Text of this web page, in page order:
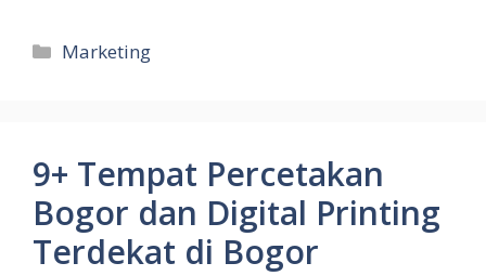
Kategori
Marketing
9+ Tempat Percetakan
Bogor dan Digital Printing
Terdekat di Bogor